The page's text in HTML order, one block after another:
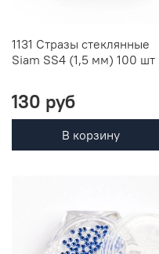
1131 Стразы стеклянные
Siam SS4 (1,5 мм) 100 шт
130 руб
В корзину